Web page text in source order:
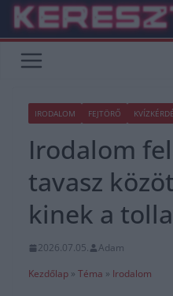
Skip
content
IRODALOM FEJTÖRŐ
Irodalom
tavasz
kinek a
2026.07.05.
Adam
Kezdőlap » Téma » Irodalom